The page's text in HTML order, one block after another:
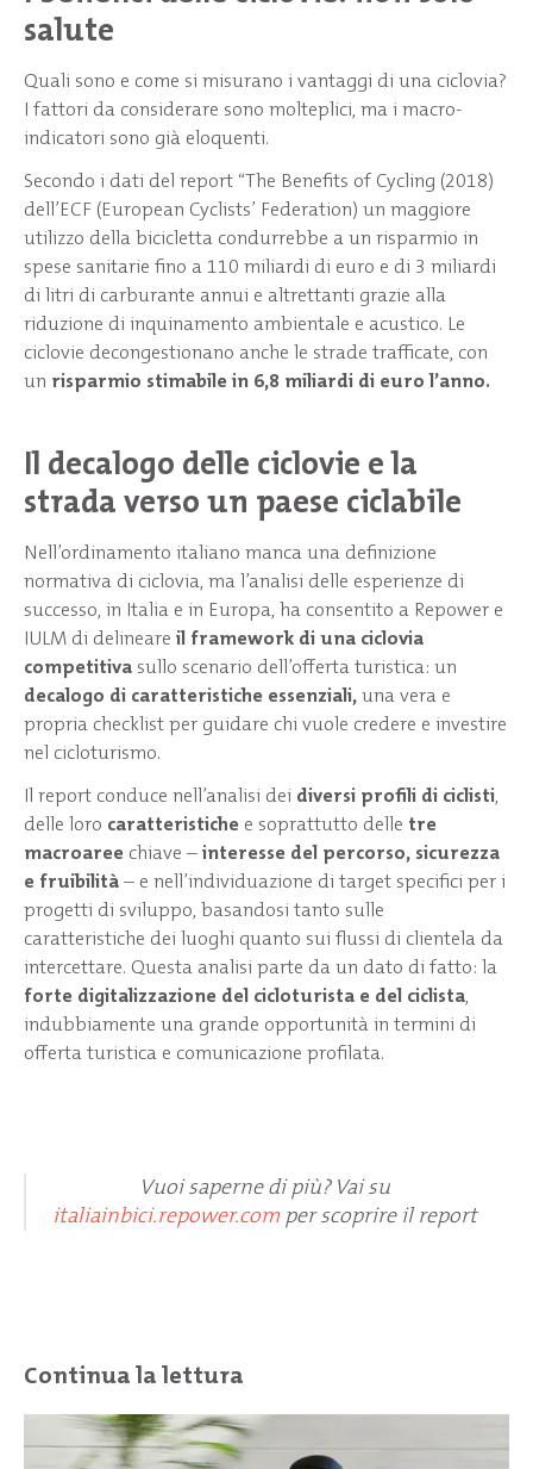
salute
Quali sono e come si misurano i vantaggi di una ciclovia?
I fattori da considerare sono molteplici, ma i macro-
indicatori sono già eloquenti.
Secondo i dati del report “The Benefits of Cycling (2018)
dell’ECF (European Cyclists’ Federation) un maggiore
utilizzo della bicicletta condurrebbe a un risparmio in
spese sanitarie fino a 110 miliardi di euro e di 3 miliardi
di litri di carburante annui e altrettanti grazie alla
riduzione di inquinamento ambientale e acustico. Le
ciclovie decongestionano anche le strade trafficate, con
un risparmio stimabile in 6,8 miliardi di euro l’anno.
Il decalogo delle ciclovie e la
strada verso un paese ciclabile
Nell’ordinamento italiano manca una definizione
normativa di ciclovia, ma l’analisi delle esperienze di
successo, in Italia e in Europa, ha consentito a Repower e
IULM di delineare il framework di una ciclovia
competitiva sullo scenario dell’offerta turistica: un
decalogo di caratteristiche essenziali,una vera e
propria checklist per guidare chi vuole credere e investire
nel cicloturismo.
Il report conduce nell’analisi dei diversi profili di ciclisti,
delle loro caratteristiche e soprattutto delle tre
macroaree chiave –interesse del percorso, sicurezza
e fruibilità– e nell’individuazione di target specifici per i
progetti di sviluppo, basandosi tanto sulle
caratteristiche dei luoghi quanto sui flussi di clientela da
intercettare. Questa analisi parte da un dato di fatto: la
forte digitalizzazione del cicloturista e del ciclista,
indubbiamente una grande opportunità in termini di
offerta turistica e comunicazione profilata.
Vuoi saperne di più? Vai su
italiainbici.repower.comper scoprire il report
Continua la lettura